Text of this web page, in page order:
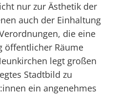
nur zur Ästhetik der
auch der Einhaltung
die eine
öffentlicher Räume
legt großen
Stadtbild zu
ein angenehmes